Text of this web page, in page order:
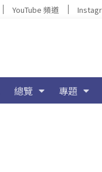
YouTube 頻道
總覽 專題